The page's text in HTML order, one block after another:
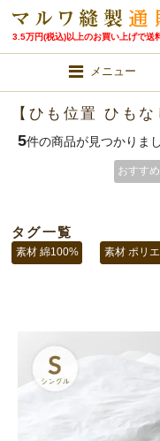
3.5万円(税込)以上のお買い上げで送
メニュー
【ひも位置 ひも
5件の商品が見つかりま
おすす
タグ一覧
素材 綿100% 素材 ポリ